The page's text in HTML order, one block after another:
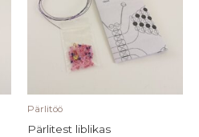
Pärlitöö
Pärlitest liblikas